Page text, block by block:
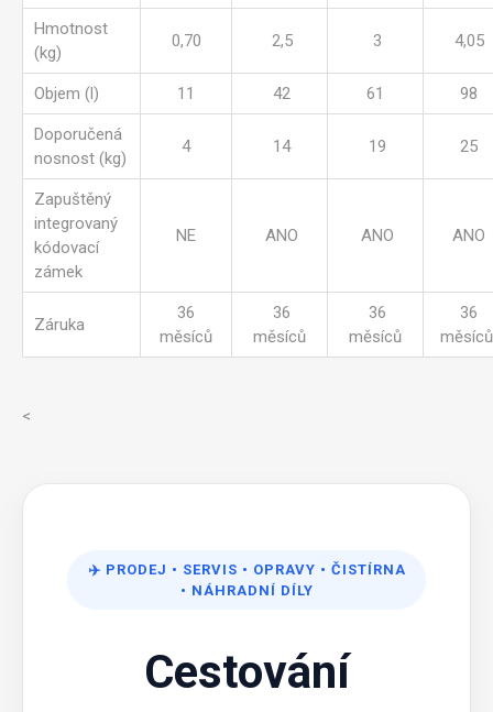
Hmotnost
(kg)
0,70 2,5 3 4,05
Objem (l) 11 42 61 98
Doporučená
nosnost (kg)
4 14 19 25
Zapuštěný
integrovaný
kódovací
zámek
NE ANO ANO ANO
Záruka
36
měsíců
36
měsíců
36
měsíců
36
<
✈️ PRODEJ • SERVIS • OPRAVY • ČISTÍRNA
• NÁHRADNÍ DÍLY
Cestování